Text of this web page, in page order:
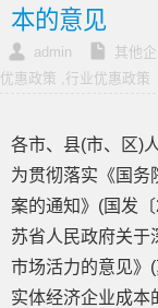
本的意见
admin 其他
优惠政策 , 行业优惠政策
各市、县(市、区)
为贯彻落实《国务
案的通知》(国发
苏省人民政府关于
市场活力的意见》
实体经济企业成本